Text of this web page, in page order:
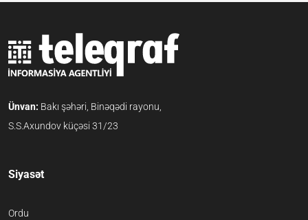
Ünvan: Bakı şəhəri, Binəqədi rayonu,
S.S.Axundov küçəsi 31/23
Siyasət
Ordu